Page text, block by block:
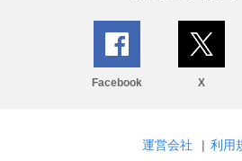
Facebook X
運営会社 | 利用